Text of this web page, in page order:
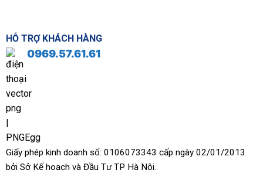
HỖ TRỢ KHÁCH HÀNG
0969.57.61.61
Giấy phép kinh doanh số: 0106073343 cấp ngày 02/01/2013
bởi Sở Kế hoạch và Đầu Tư TP Hà Nội.